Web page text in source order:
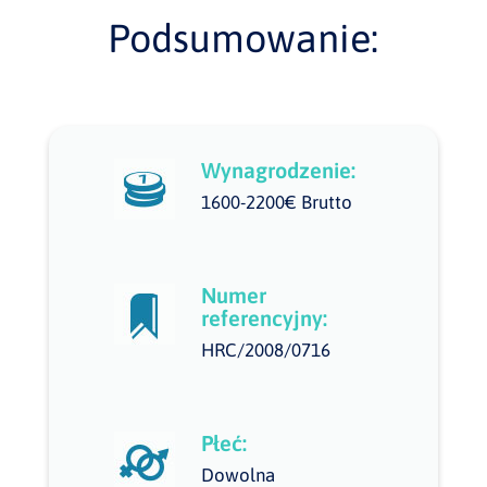
Podsumowanie:
Wynagrodzenie:
1600-2200€ Brutto
Numer
referencyjny:
HRC/2008/0716
Płeć:
Dowolna